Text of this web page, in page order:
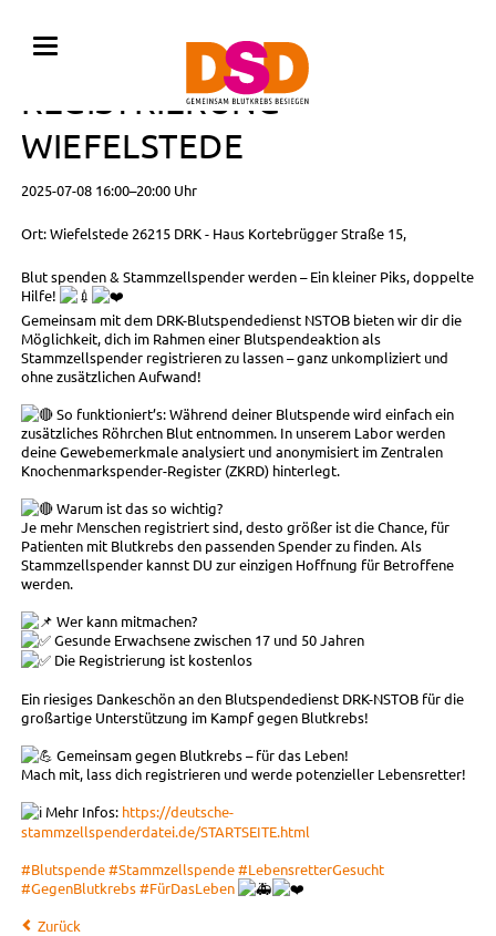
BLUTSPENDE MIT
REGISTRIERUNG •
WIEFELSTEDE
2025-07-08 16:00–20:00 Uhr
Ort: Wiefelstede 26215 DRK - Haus Kortebrügger Straße 15,
Blut spenden & Stammzellspender werden – Ein kleiner Piks, doppelte
Hilfe!
Gemeinsam mit dem DRK-Blutspendedienst NSTOB bieten wir dir die
Möglichkeit, dich im Rahmen einer Blutspendeaktion als
Stammzellspender registrieren zu lassen – ganz unkompliziert und
ohne zusätzlichen Aufwand!
So funktioniert’s: Während deiner Blutspende wird einfach ein
zusätzliches Röhrchen Blut entnommen. In unserem Labor werden
deine Gewebemerkmale analysiert und anonymisiert im Zentralen
Knochenmarkspender-Register (ZKRD) hinterlegt.
Warum ist das so wichtig?
Je mehr Menschen registriert sind, desto größer ist die Chance, für
Patienten mit Blutkrebs den passenden Spender zu finden. Als
Stammzellspender kannst DU zur einzigen Hoffnung für Betroffene
werden.
Wer kann mitmachen?
Gesunde Erwachsene zwischen 17 und 50 Jahren
Die Registrierung ist kostenlos
Ein riesiges Dankeschön an den Blutspendedienst DRK-NSTOB für die
großartige Unterstützung im Kampf gegen Blutkrebs!
Gemeinsam gegen Blutkrebs – für das Leben!
Mach mit, lass dich registrieren und werde potenzieller Lebensretter!
Mehr Infos: https://deutsche-
stammzellspenderdatei.de/STARTSEITE.html
#Blutspende#Stammzellspende#LebensretterGesucht
#GegenBlutkrebs#FürDasLeben
Zurück